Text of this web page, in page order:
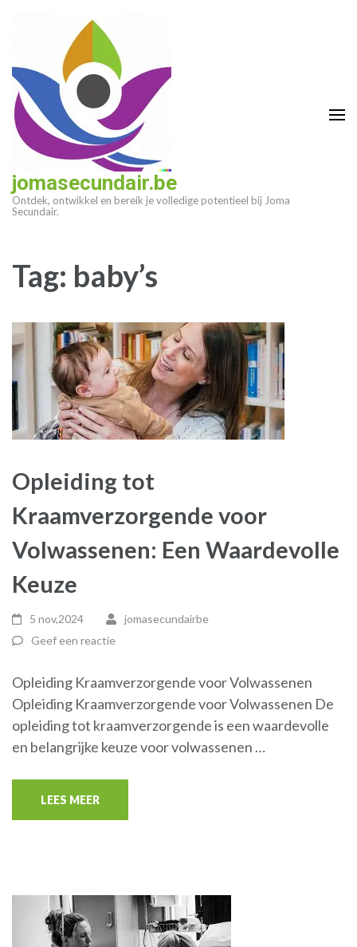
(druk
enter)
jomasecundair.be
Ontdek, ontwikkel en bereik je volledige potentieel bij Joma
Secundair.
Tag: baby’s
Opleiding tot
Kraamverzorgende voor
Volwassenen: Een Waardevolle
Keuze
5 nov,2024
jomasecundairbe
Geef een reactie
Opleiding Kraamverzorgende voor Volwassenen
Opleiding Kraamverzorgende voor Volwassenen De
opleiding tot kraamverzorgende is een waardevolle
en belangrijke keuze voor volwassenen …
LEES MEER